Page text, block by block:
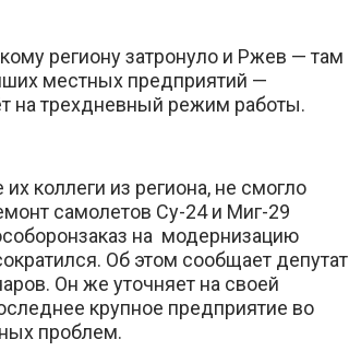
региону затронуло и Ржев — там
местных предприятий —
на трехдневный режим работы.
коллеги из региона, не смогло
самолетов Су-24 и Миг-29
на модернизацию
Об этом сообщает депутат
Он же уточняет на своей
крупное предприятие во
проблем.